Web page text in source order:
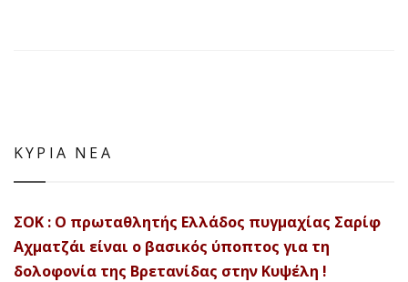
ΚΥΡΙΑ ΝΕΑ
ΣΟΚ : Ο πρωταθλητής Ελλάδος πυγμαχίας Σαρίφ
Αχματζάι είναι ο βασικός ύποπτος για τη
δολοφονία της Βρετανίδας στην Κυψέλη !